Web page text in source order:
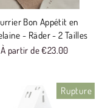
Bon Appétit en
- Räder - 2 Tailles
À partir de €23.00
Rupture